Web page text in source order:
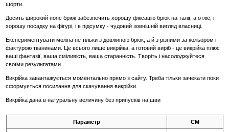
шорти.
Досить широкий пояс брюк забезпечить хорошу фіксацію брюк на талії, а отже, і
хорошу посадку на фігурі, і в підсумку - чудовий зовнішній вигляд власниці.
Експериментувати можна не тільки з довжиною брюк, а й з різними за кольором і
фактурою тканинами. Це всього лише викрійка, а готовий виріб - це викрійка плюс
ваші фантазії, ваша сміливість, ваша старанність. Творіть і насолоджуйтеся
своїми результатами.
Викрійка завантажується моментально прямо з сайту. Треба тільки зачекати поки
сформується посилання для скачування викрійки.
Викрійка дана в натуральну величину без припусків на шви
Параметр СМ